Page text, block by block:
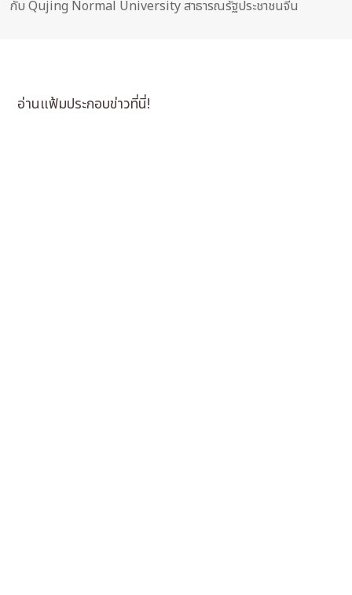
กับ Qujing Normal University สาธารณรัฐประชาชนจีน
อ่านแฟ้มประกอบข่าวที่นี่!